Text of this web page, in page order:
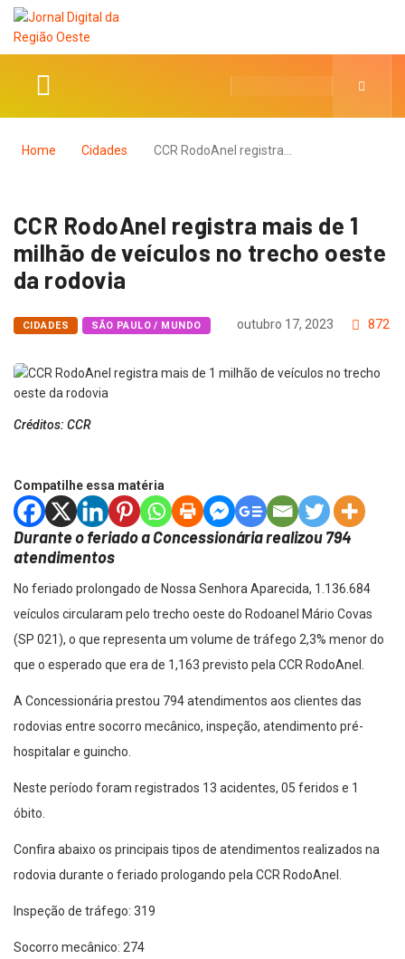
Home Cidades CCR RodoAnel registra…
CCR RodoAnel registra mais de 1
milhão de veículos no trecho oeste
da rodovia
CIDADES SÃO PAULO / MUNDO outubro 17, 2023 872
Créditos: CCR
Compatilhe essa matéria
Durante o feriado a Concessionária realizou 794
atendimentos
No feriado prolongado de Nossa Senhora Aparecida, 1.136.684
veículos circularam pelo trecho oeste do Rodoanel Mário Covas
(SP 021), o que representa um volume de tráfego 2,3% menor do
que o esperado que era de 1,163 previsto pela CCR RodoAnel.
A Concessionária prestou 794 atendimentos aos clientes das
rodovias entre socorro mecânico, inspeção, atendimento pré-
hospitalar e guincho.
Neste período foram registrados 13 acidentes, 05 feridos e 1
óbito.
Confira abaixo os principais tipos de atendimentos realizados na
rodovia durante o feriado prologando pela CCR RodoAnel.
Inspeção de tráfego: 319
Socorro mecânico: 274